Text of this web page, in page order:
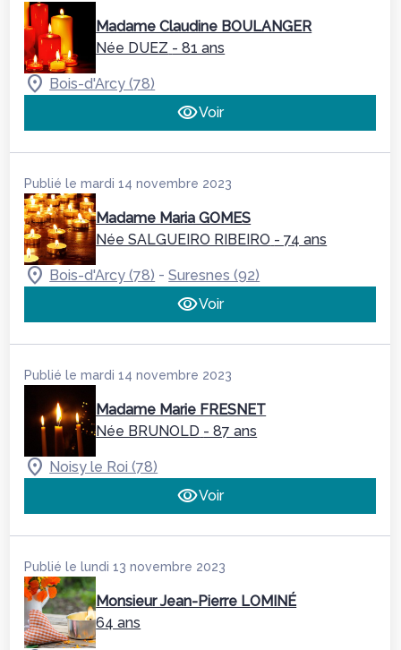
Madame Claudine BOULANGER
Née DUEZ - 81 ans
Bois-d'Arcy (78)
Voir
Publié le mardi 14 novembre 2023
Madame Maria GOMES
Née SALGUEIRO RIBEIRO - 74 ans
Bois-d'Arcy (78) -Suresnes (92)
Voir
Publié le mardi 14 novembre 2023
Madame Marie FRESNET
Née BRUNOLD - 87 ans
Noisy le Roi (78)
Voir
Publié le lundi 13 novembre 2023
Monsieur Jean-Pierre LOMINÉ
64 ans